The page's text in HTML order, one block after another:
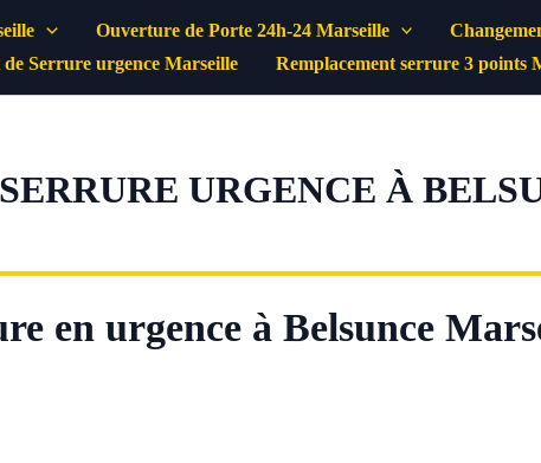
Ouverture de Porte 24h-24 Marseille
de Serrure urgence Marseille
Remplacement serrure 3 points
URGENCE À
en urgence à Belsunce